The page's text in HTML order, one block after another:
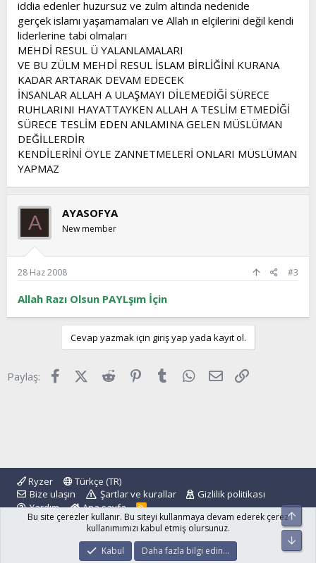
iddia edenler huzursuz ve zulm altında nedenide
gerçek islamı yaşamamaları ve Allah ın elçilerini değil kendi
liderlerine tabi olmaları
MEHDİ RESUL Ü YALANLAMALARI
VE BU ZÜLM MEHDİ RESUL İSLAM BİRLİĞİNİ KURANA
KADAR ARTARAK DEVAM EDECEK
İNSANLAR ALLAH A ULAŞMAYI DİLEMEDİĞİ SÜRECE
RUHLARINI HAYATTAYKEN ALLAH A TESLİM ETMEDİĞİ
SÜRECE TESLİM EDEN ANLAMINA GELEN MÜSLÜMAN
DEĞİLLERDİR
KENDİLERİNİ ÖYLE ZANNETMELERİ ONLARI MÜSLÜMAN
YAPMAZ
A AYASOFYA
New member
28 Haz 2008 #3
Allah Razı Olsun PAYLşım İçin
Cevap yazmak için giriş yap yada kayıt ol.
Paylaş: FacebookX (Twitter)
Reddit Pinterest
Tumblr WhatsApp
E-posta
Ryzer
Türkçe (TR)
Bize ulaşın
Şartlar ve kurallar
Gizlilik politikası
Yardım
Ana sayfa
R
S
S
Community platform by XenForo ® © 2010-2024 XenForo Ltd.
© 2001 - 2024
Bu site çerezler kullanır. Bu siteyi kullanmaya devam ederek çerez
kullanımımızı kabul etmiş olursunuz.
Kabul
Daha fazla bilgi edin…
Üst
Alt